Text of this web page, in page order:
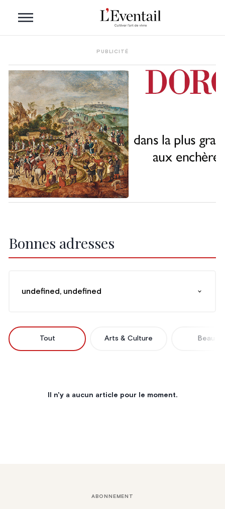
PUBLICITÉ
Bonnes adresses
undefined, undefined
Tout Arts & Culture Beauté
Il n'y a aucun article pour le moment.
ABONNEMENT